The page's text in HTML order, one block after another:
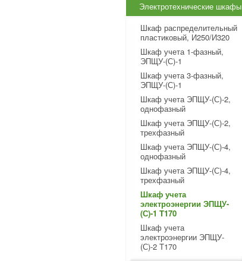
Электротехнические шкафы
Шкаф распределительный
пластиковый, И250/И320
Шкаф учета 1-фазный,
ЭПЩУ-(С)-1
Шкаф учета 3-фазный,
ЭПЩУ-(С)-1
Шкаф учета ЭПЩУ-(С)-2,
однофазный
Шкаф учета ЭПЩУ-(С)-2,
трехфазный
Шкаф учета ЭПЩУ-(С)-4,
однофазный
Шкаф учета ЭПЩУ-(С)-4,
трехфазный
Шкаф учета
электроэнергии ЭПЩУ-
(С)-1 T170
Шкаф учета
электроэнергии ЭПЩУ-
(С)-2 T170